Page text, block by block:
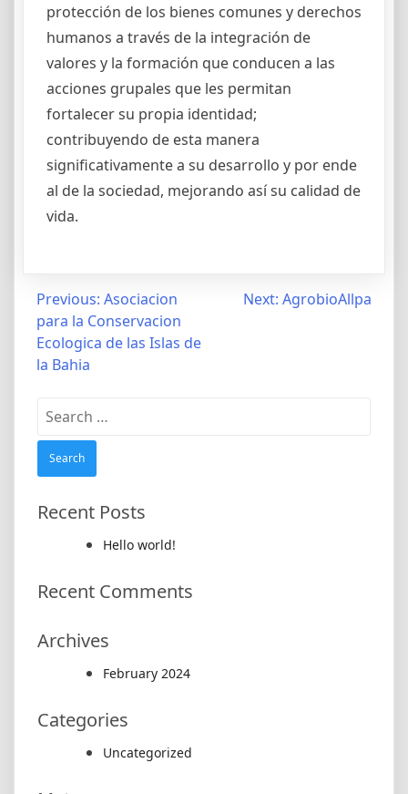
protección de los bienes comunes y derechos
humanos a través de la integración de
valores y la formación que conducen a las
acciones grupales que les permitan
fortalecer su propia identidad;
contribuyendo de esta manera
significativamente a su desarrollo y por ende
al de la sociedad, mejorando así su calidad de
vida.
Post
navigation
Previous: Asociacion
para la Conservacion
Ecologica de las Islas de
la Bahia
Next: AgrobioAllpa
Search
for:
Recent Posts
Hello world!
Recent Comments
Archives
February 2024
Categories
Uncategorized